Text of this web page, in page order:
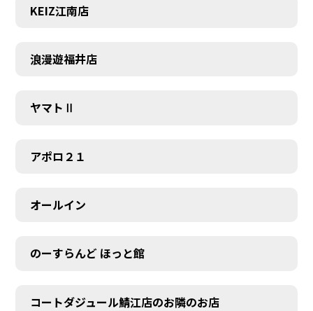
KEIZ江南店
浪漫遊福井店
ヤマトⅡ
アポロ２１
オールイン
のーすらんど ほっと館
コートダジュール鯖江店のお隣のお店